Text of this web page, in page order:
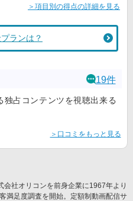
＞項目別の得点の詳細を見る
ランは？
19件
独占コンテンツを視聴出来る
＞口コミをもっと見る
会社オリコンを前身企業に1967年より
満足度調査を開始。定額制動画配信サ